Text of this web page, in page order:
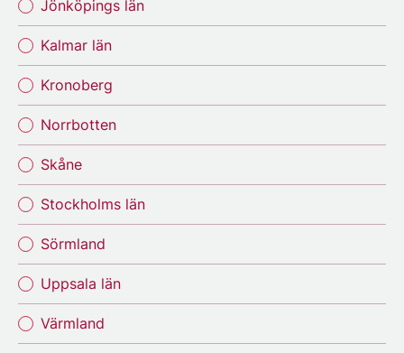
Jönköpings län
Kalmar län
Kronoberg
Norrbotten
Skåne
Stockholms län
Sörmland
Uppsala län
Värmland